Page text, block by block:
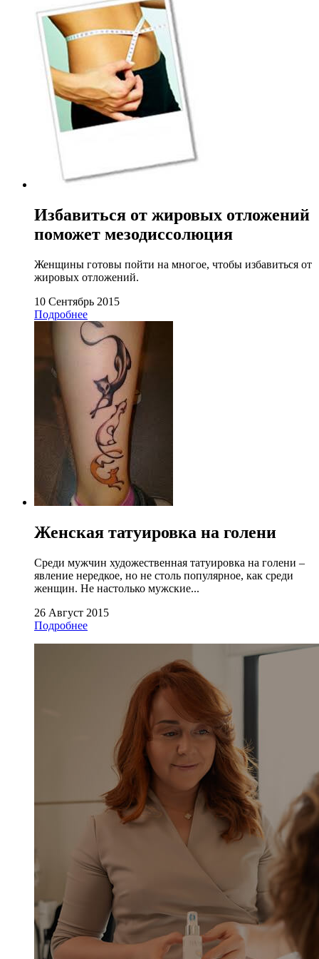
Избавиться от жировых отложений
поможет мезодиссолюция
Женщины готовы пойти на многое, чтобы избавиться от
жировых отложений.
10 Сентябрь 2015
Подробнее
Женская татуировка на голени
Среди мужчин художественная татуировка на голени –
явление нередкое, но не столь популярное, как среди
женщин. Не настолько мужские...
26 Август 2015
Подробнее